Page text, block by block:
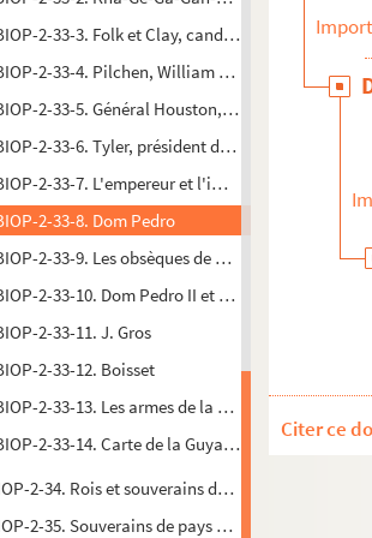
2-33-3. Folk et Clay, candidats à la
2-33-4. Pilchen, William Molesworth en
2-33-5. Général Houston, président du Texas
2-33-6. Tyler, président des Etats-Unis
2-33-7. L'empereur et l'impératrice du Brésil
2-33-8. Dom Pedro
2-33-9. Les obsèques de Dom Pedro
2-33-10. Dom Pedro II et Théresa Christina
2-33-11. J. Gros
2-33-12. Boisset
2-33-13. Les armes de la Guyane indépendante
2-33-14. Carte de la Guyane indépendante
2-34. Rois et souverains d'Océanie
2-35. Souverains de pays divers
Citer ce